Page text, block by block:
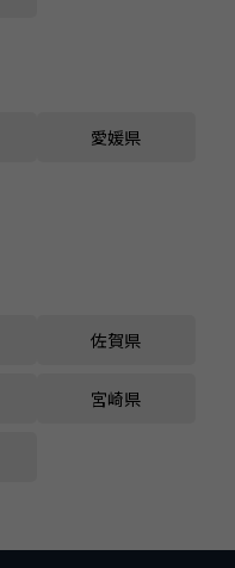
愛媛県
佐賀県
宮崎県